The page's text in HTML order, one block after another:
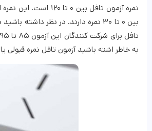
نمره آزمون تافل
به خاطر اشته باشید آزمون تافل نمره قبولی